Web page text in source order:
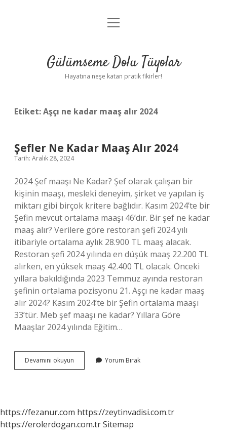
Anasayfa
Yasal Uyarı
menüyü
Gülümseme Dolu Tüyolar
Hayatına neşe katan pratik fikirler!
Etiket:Aşçı ne kadar maaş alır 2024
Şefler Ne Kadar Maaş Alır 2024
Tarih: Aralık 28, 2024
2024 Şef maaşı Ne Kadar? Şef olarak çalışan bir
kişinin maaşı, mesleki deneyim, şirket ve yapılan iş
miktarı gibi birçok kritere bağlıdır. Kasım 2024’te bir
Şefin mevcut ortalama maaşı 46’dır. Bir şef ne kadar
maaş alır? Verilere göre restoran şefi 2024 yılı
itibariyle ortalama aylık 28.900 TL maaş alacak.
Restoran şefi 2024 yılında en düşük maaş 22.200 TL
alırken, en yüksek maaş 42.400 TL olacak. Önceki
yıllara bakıldığında 2023 Temmuz ayında restoran
şefinin ortalama pozisyonu 21. Aşçı ne kadar maaş
alır 2024? Kasım 2024’te bir Şefin ortalama maaşı
33’tür. Meb şef maaşı ne kadar? Yıllara Göre
Maaşlar 2024 yılında Eğitim…
Devamını okuyun
Ne
Yorum Bırak
https://fezanur.com https://zeytinvadisi.com.tr
https://erolerdogan.com.trSitemap